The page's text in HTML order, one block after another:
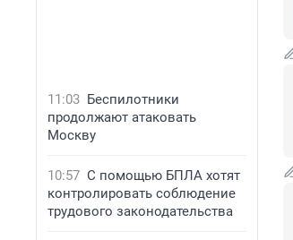
11:03 Беспилотники
продолжают атаковать
Москву
10:57 С помощью БПЛА хотят
контролировать соблюдение
трудового законодательства